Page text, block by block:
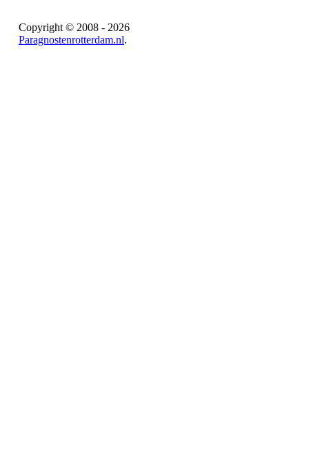
Copyright © 2008 - 2026
Paragnostenrotterdam.nl.